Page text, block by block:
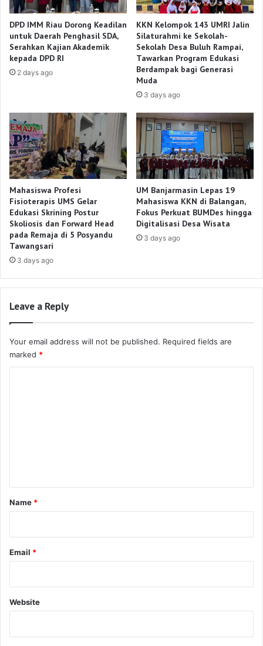
DPD IMM Riau Dorong Keadilan
untuk Daerah Penghasil SDA,
Serahkan Kajian Akademik
kepada DPD RI
2 days ago
KKN Kelompok 143 UMRI Jalin
Silaturahmi ke Sekolah-
Sekolah Desa Buluh Rampai,
Tawarkan Program Edukasi
Berdampak bagi Generasi
Muda
3 days ago
Mahasiswa Profesi
Fisioterapis UMS Gelar
Edukasi Skrining Postur
Skoliosis dan Forward Head
pada Remaja di 5 Posyandu
Tawangsari
3 days ago
UM Banjarmasin Lepas 19
Mahasiswa KKN di Balangan,
Fokus Perkuat BUMDes hingga
Digitalisasi Desa Wisata
3 days ago
Leave a Reply
Your email address will not be published. Required fields are
marked *
*
Name *
Email *
Website